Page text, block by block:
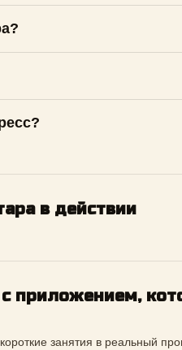
в действии
приложением,
занятия в реальный